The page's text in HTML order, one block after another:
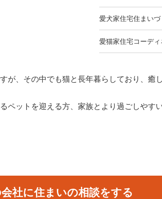
愛犬家住宅住まい
愛猫家住宅コーディ
が、その中でも猫と長年暮らしており、癒
ペットを迎える方、家族とより過ごしやす
社に住まいの相談をする